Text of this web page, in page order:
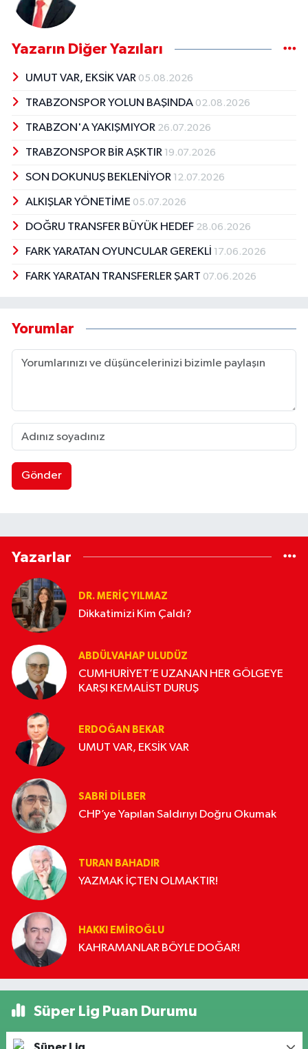
Yazarın Diğer Yazıları
UMUT VAR, EKSİK VAR 05.08.2026
TRABZONSPOR YOLUN BAŞINDA 02.08.2026
TRABZON'A YAKIŞMIYOR 26.07.2026
TRABZONSPOR BİR AŞKTIR 19.07.2026
SON DOKUNUŞ BEKLENİYOR 12.07.2026
ALKIŞLAR YÖNETİME 05.07.2026
DOĞRU TRANSFER BÜYÜK HEDEF 28.06.2026
FARK YARATAN OYUNCULAR GEREKLİ 17.06.2026
FARK YARATAN TRANSFERLER ŞART 07.06.2026
Yorumlar
Gönder
Yazarlar
DR. MERIÇ YILMAZ
Dikkatimizi Kim Çaldı?
ABDÜLVAHAP ULUDÜZ
CUMHURİYET’E UZANAN HER GÖLGEYE
KARŞI KEMALİST DURUŞ
ERDOĞAN BEKAR
UMUT VAR, EKSİK VAR
SABRI DILBER
CHP’ye Yapılan Saldırıyı Doğru Okumak
TURAN BAHADIR
YAZMAK İÇTEN OLMAKTIR!
HAKKI EMİROĞLU
KAHRAMANLAR BÖYLE DOĞAR!
Süper Lig Puan Durumu